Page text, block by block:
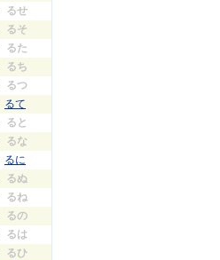
るせ
るそ
るた
るち
るつ
るて
ると
るな
るに
るぬ
るね
るの
るは
るひ